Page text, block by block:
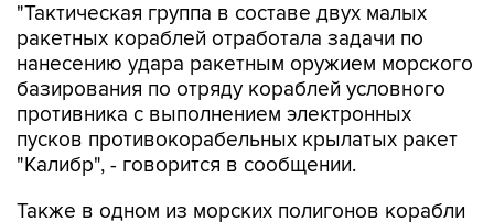
"Тактическая группа в составе двух малых
ракетных кораблей отработала задачи по
нанесению удара ракетным оружием морского
базирования по отряду кораблей условного
противника с выполнением электронных
пусков противокорабельных крылатых ракет
"Калибр", - говорится в сообщении.
Также в одном из морских полигонов корабли